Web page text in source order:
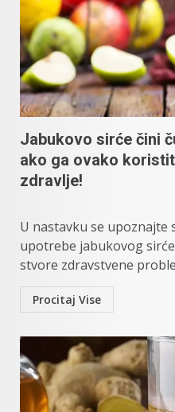
Jabukovo sirće čini
ako ga ovako
zdravlje!
U nastavku se upoznajte
upotrebe jabukovog
stvore zdravstvene
Procitaj Vise